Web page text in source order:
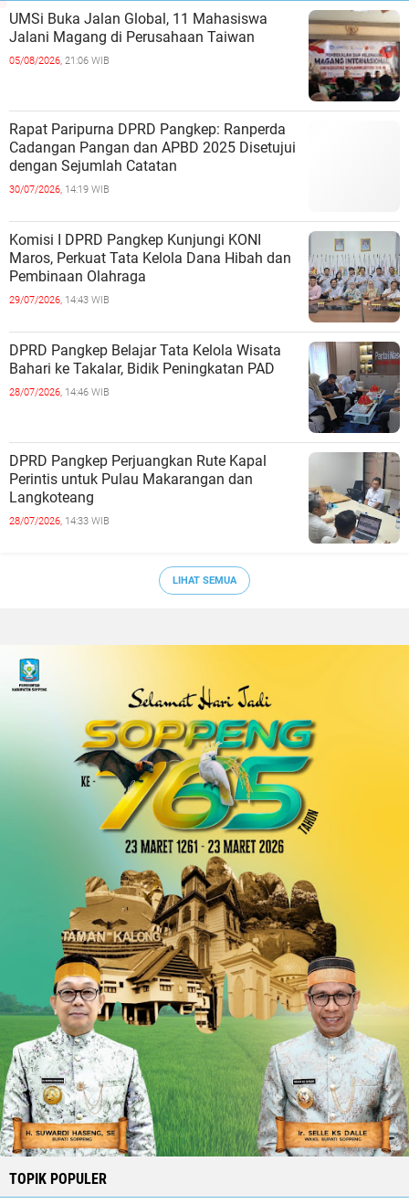
UMSi Buka Jalan Global, 11 Mahasiswa
Jalani Magang di Perusahaan Taiwan
05/08/2026, 21:06 WIB
Rapat Paripurna DPRD Pangkep: Ranperda
Cadangan Pangan dan APBD 2025 Disetujui
dengan Sejumlah Catatan
30/07/2026, 14:19 WIB
Komisi I DPRD Pangkep Kunjungi KONI
Maros, Perkuat Tata Kelola Dana Hibah dan
Pembinaan Olahraga
29/07/2026, 14:43 WIB
DPRD Pangkep Belajar Tata Kelola Wisata
Bahari ke Takalar, Bidik Peningkatan PAD
28/07/2026, 14:46 WIB
DPRD Pangkep Perjuangkan Rute Kapal
Perintis untuk Pulau Makarangan dan
Langkoteang
28/07/2026, 14:33 WIB
LIHAT SEMUA
TOPIK POPULER